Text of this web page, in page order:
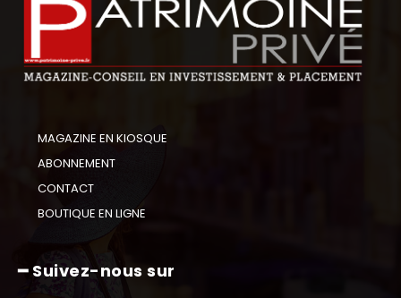
MAGAZINE EN KIOSQUE
ABONNEMENT
CONTACT
BOUTIQUE EN LIGNE
━ Suivez-nous sur